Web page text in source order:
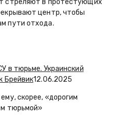
стреляют в протестующих
центр, чтобы
пути отхода.
в тюрьме. Украинский
Брейвик12.06.2025
скорее, «дорогим
тюрьмой»